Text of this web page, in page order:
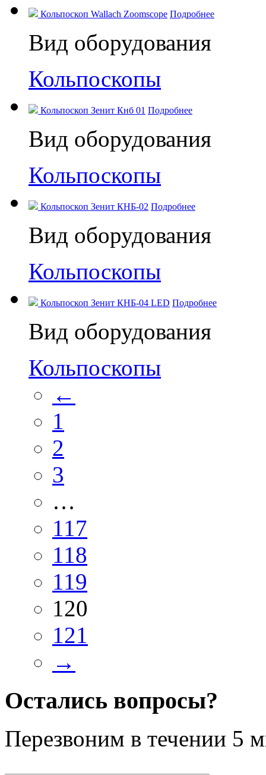
Кольпоскоп Wallach Zoomscope Подробнее
Вид оборудования
Кольпоскопы
Кольпоскоп Зенит Кнб 01 Подробнее
Вид оборудования
Кольпоскопы
Кольпоскоп Зенит КНБ-02 Подробнее
Вид оборудования
Кольпоскопы
Кольпоскоп Зенит КНБ-04 LED Подробнее
Вид оборудования
Кольпоскопы
←
1
2
3
…
117
118
119
120
121
→
Остались вопросы?
Перезвоним в течении 5